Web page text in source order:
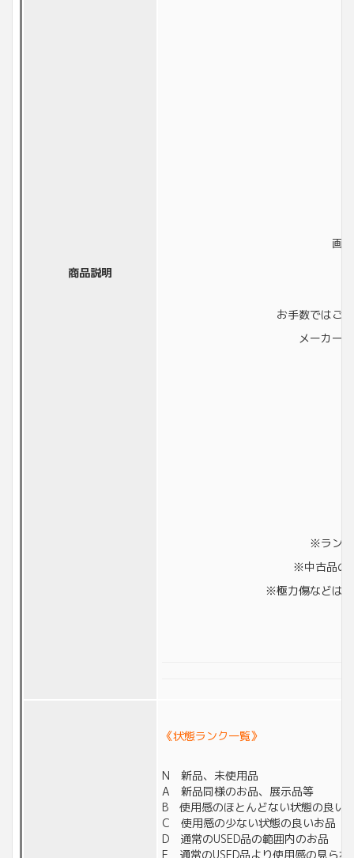
商品説明
画
お手数ではご
メーカー
※ランク
※中古品の
※極力傷などは
《状態ランク一覧》
N 新品、未使用品
A 新品同様のお品、展示品等
B 使用感のほとんどない状態の良い
C 使用感の少ない状態の良いお品
D 通常のUSED品の範囲内のお品
E 通常のUSED品より使用感の見られ